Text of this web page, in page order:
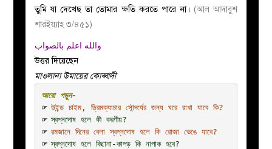
তুমি যা দেখেছ তা তোমার ক্ষতি করতে পারে না। (আল আদাবুশ
শারইয়্যাহ ৩/৪৫১)
والله اعلم بالصواب
উত্তর দিয়েছেন
মাওলানা উমায়ের কোব্বাদী
☞ উইন্ড চাইম, ড্রিমক্যাচার সৌন্দর্যের জন্য ঘরে রাখা যাবে কি?
☞ স্বপ্নদোষ হলে কী করণীয়?
☞ রমজানে দিনের বেলা স্বপ্নদোষ হলে কি রোজা ভেঙে যাবে?
☞ স্বপ্নদোষ হলে বিছানা-কাপড় কি নাপাক হবে?